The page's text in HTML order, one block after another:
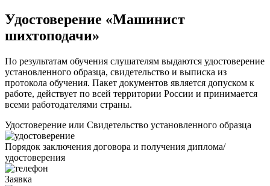
Удостоверение «Машинист
шихтоподачи»
По результатам обучения слушателям выдаются удостоверение
установленного образца, свидетельство и выписка из
протокола обучения. Пакет документов является допуском к
работе, действует по всей территории России и принимается
всеми работодателями страны.
Удостоверение или Свидетельство установленного образца
Порядок заключения договора и получения диплома/
удостоверения
Заявка